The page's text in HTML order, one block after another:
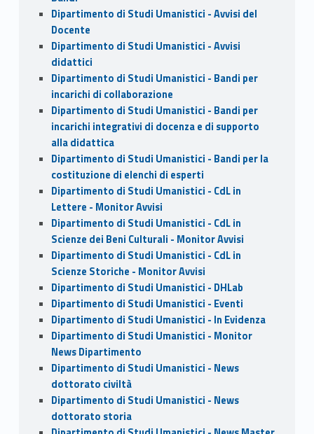
Dipartimento di Studi Umanistici - Avvisi del
Docente
Dipartimento di Studi Umanistici - Avvisi
didattici
Dipartimento di Studi Umanistici - Bandi per
incarichi di collaborazione
Dipartimento di Studi Umanistici - Bandi per
incarichi integrativi di docenza e di supporto
alla didattica
Dipartimento di Studi Umanistici - Bandi per la
costituzione di elenchi di esperti
Dipartimento di Studi Umanistici - CdL in
Lettere - Monitor Avvisi
Dipartimento di Studi Umanistici - CdL in
Scienze dei Beni Culturali - Monitor Avvisi
Dipartimento di Studi Umanistici - CdL in
Scienze Storiche - Monitor Avvisi
Dipartimento di Studi Umanistici - DHLab
Dipartimento di Studi Umanistici - Eventi
Dipartimento di Studi Umanistici - In Evidenza
Dipartimento di Studi Umanistici - Monitor
News Dipartimento
Dipartimento di Studi Umanistici - News
dottorato civiltà
Dipartimento di Studi Umanistici - News
dottorato storia